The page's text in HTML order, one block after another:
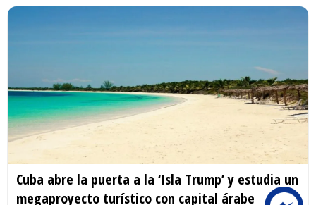
Cuba abre la puerta a la ‘Isla Trump’ y estudia un
megaproyecto turístico con capital árabe